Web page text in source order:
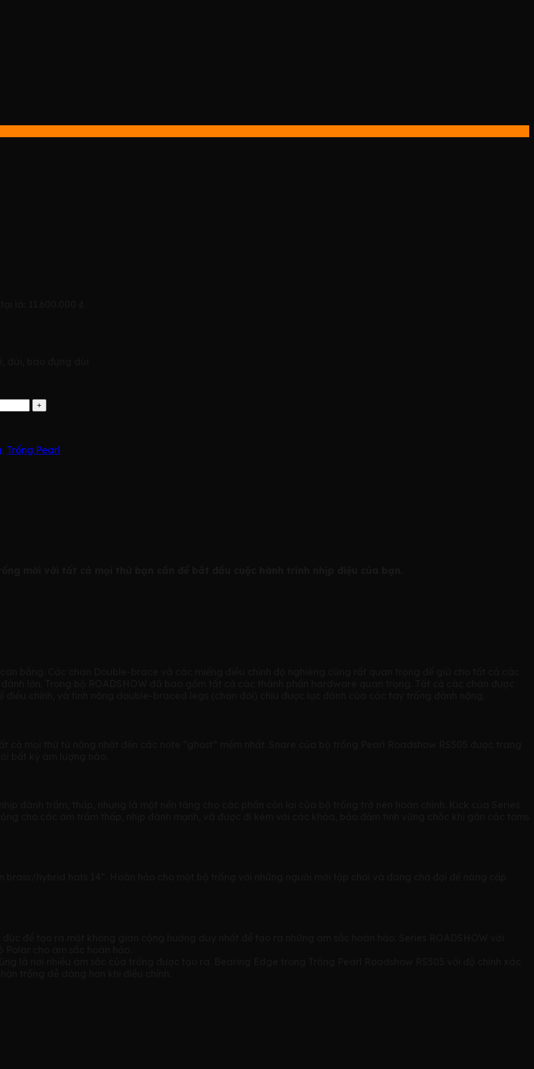
dùi, bao đựng dùi
Trống Pearl
IS IN YOU
mới với tất cả mọi thứ bạn cần để bắt đầu cuộc hành trình nhịp điệu của bạn.
RS505
bằng. Các chân Double-brace và các miếng điều chỉnh độ nghiêng cũng rất quan trọng để giữ cho tất cả các
lớn. Trong bộ ROADSHOW đã bao gồm tất cả các thành phần hardware quan trọng. Tất cả các chân được
chỉnh, và tính năng double-braced legs (chân đôi) chịu được lực đánh của các tay trống đánh nặng.
đánh trầm, thấp, nhưng là một nền tảng cho các phần còn lại của bộ trống trở nên hoàn chỉnh. Kick của Series
cho các âm trầm thấp, nhịp đánh mạnh, và được đi kèm với các khóa, bảo đảm tính vững chắc khi gắn các toms